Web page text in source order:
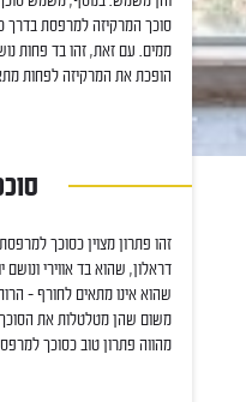
סוכך המרקיזה למרפסת בדרך
ממים. עם זאת, זהו בד פחות
הופכת את המרקיזה לפחות
זהו פתרון מצוין כסוכך
דראלון, שהוא בד אווירי
שהוא אינו מתאים לחורף –
משום שהן מטלטלות את הסוכך
מהווה פתרון טוב כסוכך